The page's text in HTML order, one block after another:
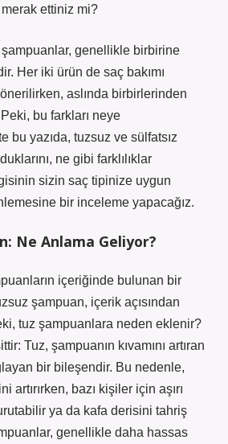
merak ettiniz mi?
şampuanlar, genellikle birbirine
Her iki ürün de saç bakımı
aslında birbirlerinden
bu farkları neye
bu yazıda, tuzsuz ve sülfatsız
ne gibi farklılıklar
sizin saç tipinize uygun
bir inceleme yapacağız.
Ne Anlama Geliyor?
içeriğinde bulunan bir
şampuan, içerik açısından
tuz şampuanlara neden eklenir?
Tuz, şampuanın kıvamını artıran
bir bileşendir. Bu nedenle,
artırırken, bazı kişiler için aşırı
ya da kafa derisini tahriş
genellikle daha hassas